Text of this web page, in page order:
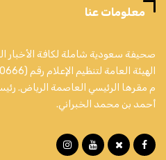
معلومات عنا
صحيفة سعودية شاملة لكافة الأخبار
م مقرها الرئيسي العاصمة الرياض.
أحمد بن محمد الخبراني.